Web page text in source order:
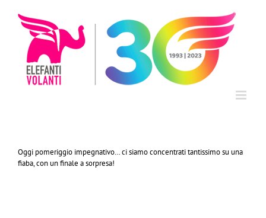
contenuto
Oggi pomeriggio impegnativo… ci siamo concentrati tantissimo su una
fiaba, con un finale a sorpresa!